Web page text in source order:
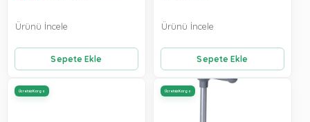
Sepete Ekle
Ürünü İncele
Sepete Ekle
Ürünü İncele
Ücretsiz Kargo Ücretsiz Kargo